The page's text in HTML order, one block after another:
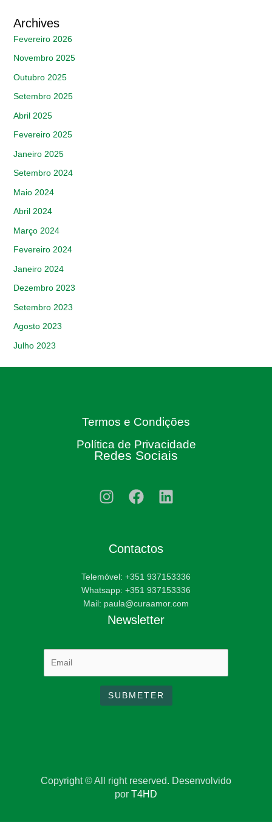
Archives
Fevereiro 2026
Novembro 2025
Outubro 2025
Setembro 2025
Abril 2025
Fevereiro 2025
Janeiro 2025
Setembro 2024
Maio 2024
Abril 2024
Março 2024
Fevereiro 2024
Janeiro 2024
Dezembro 2023
Setembro 2023
Agosto 2023
Julho 2023
Termos e Condições
Política de Privacidade
Redes Sociais
Contactos
Telemóvel: +351 937153336
Whatsapp: +351 937153336
Mail: paula@curaamor.com
Newsletter
Copyright © All right reserved. Desenvolvido
por T4HD